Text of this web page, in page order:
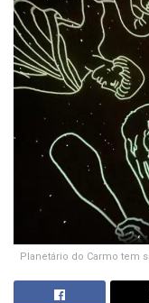
Planetário do Carmo tem